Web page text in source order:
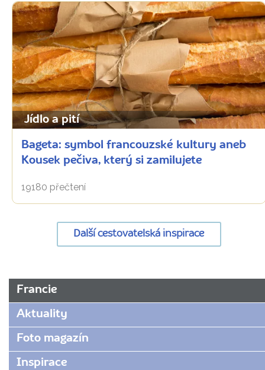
Jídlo a pití
Bageta: symbol francouzské kultury aneb
Kousek pečiva, který si zamilujete
19180 přečtení
Další cestovatelská inspirace
URL
www.radynacestu.cz/magazin/gastronomicka-
po-
maskarenskem-
souostrovi-
Francie
Aktuality
Foto magazín
Inspirace